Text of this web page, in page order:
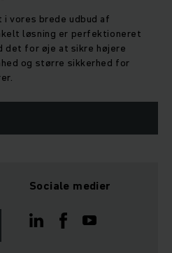
vores brede udbud af
løsning er perfektioneret
det for øje at sikre højere
og større sikkerhed for
Sociale medier